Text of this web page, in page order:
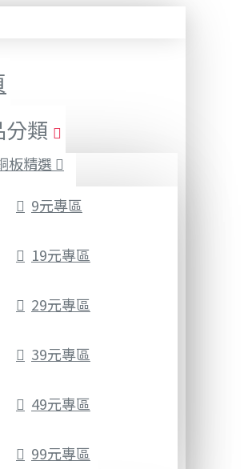
分類
板精選
9元專區
19元專區
29元專區
39元專區
49元專區
99元專區